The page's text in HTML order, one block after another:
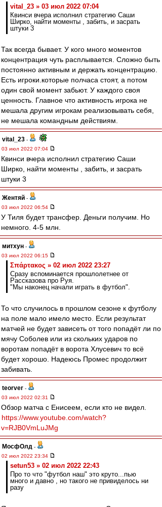
vital_23 » 03 июл 2022 07:04
Квинси вчера исполнил стратегию Саши
Ширко, найти моменты , забить, и засрать
штуки 3
Так всегда бывает. У кого много моментов
концентрация чуть расплывается. Сложно быть
постоянно активным и держать концентрацию.
Есть игроки.которые полчаса стоят, а потом
один свой момент забьют. У каждого своя
ценность. Главное что активность игрока не
мешала другим игрокам реализовывать себя,
не мешала командным действиям.
vital_23 -
03 июл 2022 07:04
Квинси вчера исполнил стратегию Саши
Ширко, найти моменты , забить, и засрать
штуки 3
Жентяй -
03 июл 2022 06:54
У Тиля будет трансфер. Деньги получим. Но
немного. 4-5 млн.
митхун -
03 июл 2022 06:15
Σπάρτακος » 02 июл 2022 23:27
Сразу вспоминается прошлолетнее от
Рассказова про Руя.
"Мы наконец начали играть в футбол".
То что случилось в прошлом сезоне к футболу
на поле мало имело место. Если результат
матчей не будет зависеть от того попадёт ли по
мячу Соболев или из скольких ударов по
воротам попадёт в ворота Хлусевич то всё
будет хорошо. Надеюсь Промес продолжит
забивать.
teorver -
03 июл 2022 02:31
Обзор матча с Енисеем, если кто не видел.
https://www.youtube.com/watch?
v=RJB0VmLuJMg
МосфОлд -
02 июл 2022 23:34
setun53 » 02 июл 2022 22:43
Про то что "футбол наш" это круто...пью
много и давно , но такого не привиделось ни
разу